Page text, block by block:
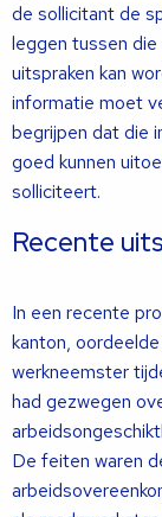
de sollicitant de
leggen tussen
uitspraken kan
informatie moet
begrijpen dat die
goed kunnen
solliciteert.
Recente
In een recente
kanton,
werkneemster
had gezwegen
De feiten waren